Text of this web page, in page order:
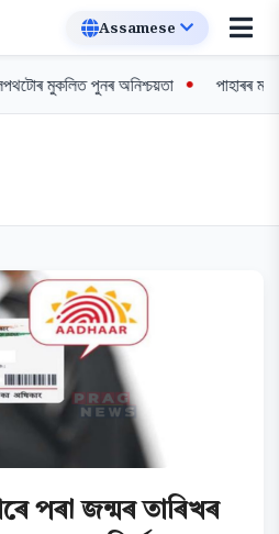
পুনৰ অনিশ্চয়তা পাহাৰৰ মাটি কটাৰ
পৰা জন্মৰ তাৰিখৰ